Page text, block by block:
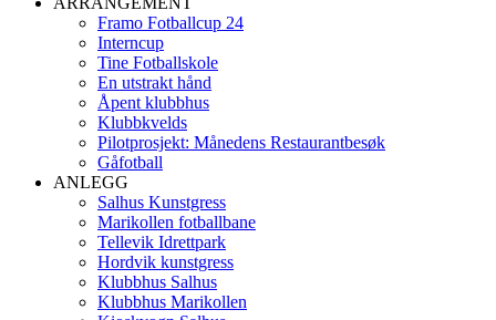
Framo Fotballcup 24
Interncup
Tine Fotballskole
En utstrakt hånd
Åpent klubbhus
Klubbkvelds
Pilotprosjekt: Månedens Restaurantbesøk
Gåfotball
ANLEGG
Salhus Kunstgress
Marikollen fotballbane
Tellevik Idrettpark
Hordvik kunstgress
Klubbhus Salhus
Klubbhus Marikollen